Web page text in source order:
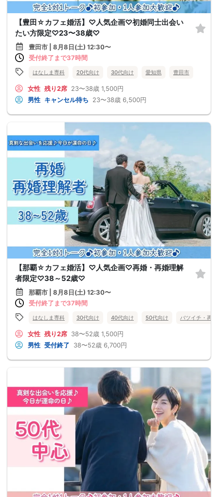
【豊田☆カフェ婚活】♡人気企画♡初婚同士出会い
たい方限定♡23〜38歳♡
豊田市 | 8月8日(土) 12:30〜
受付終了まで37時間
はなしま専科 20代向け 30代向け 愛知県 豊田市
女性 残り2席 23〜38歳 1,500円
男性 キャンセル待ち 23〜38歳 6,500円
【那覇☆カフェ婚活】♡人気企画♡再婚・再婚理解
者限定♡38～52歳♡
那覇市 | 8月8日(土) 12:30〜
受付終了まで37時間
はなしま専科 30代向け 40代向け 50代向け バツイチ・再婚
女性 残り2席 38〜52歳 1,500円
男性 受付終了 38〜52歳 6,700円